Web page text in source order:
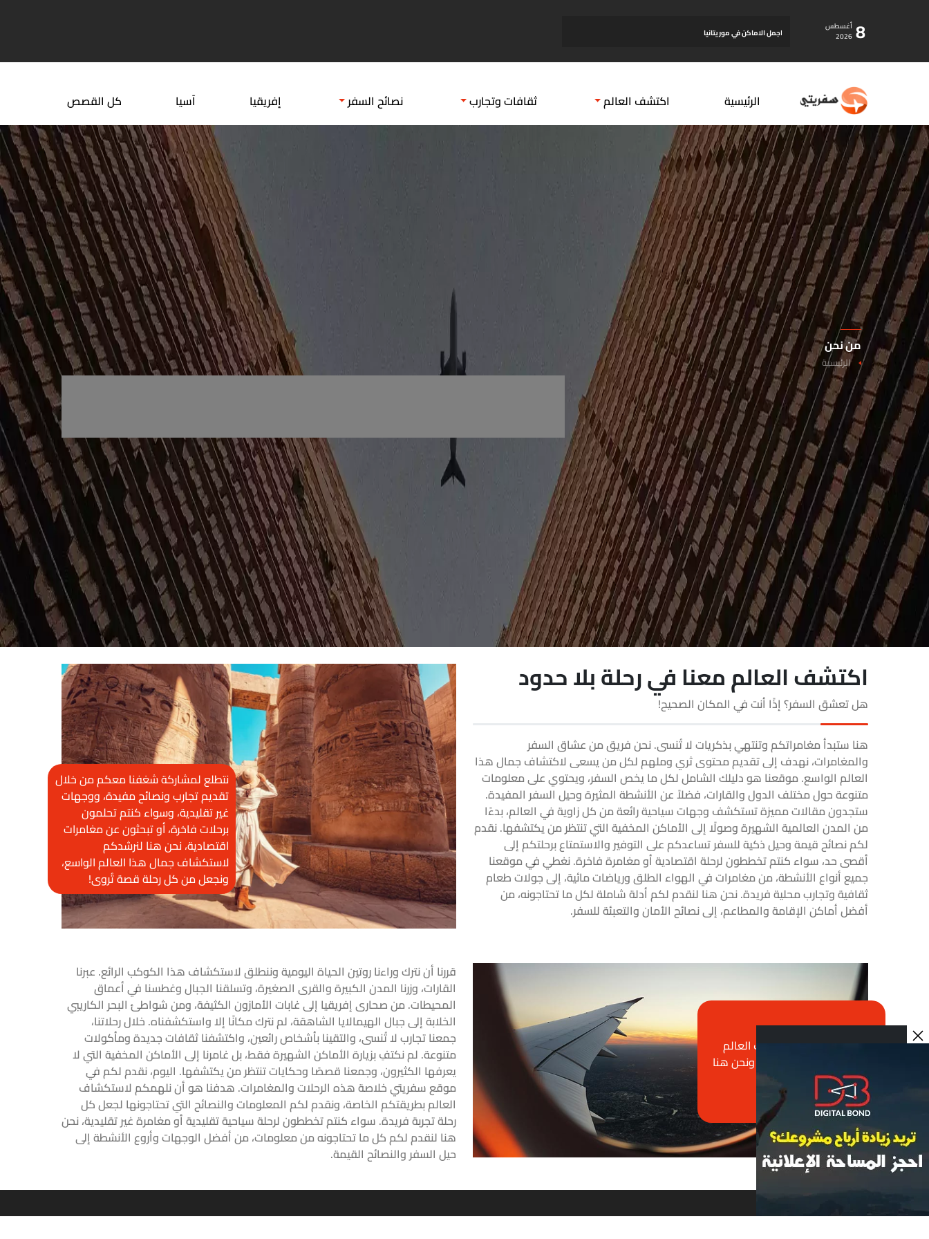
8 أغسطس
2026 افضل فندق في اسطنبول للعوائل
الرئيسية اكتشف العالم ثقافات وتجارب نصائح السفر إفريقيا آسيا كل القصص
من نحن
الرئيسية
اكتشف العالم معنا في رحلة بلا حدود
هل تعشق السفر؟ إذًا أنت في المكان الصحيح!
هنا ستبدأ مغامراتكم وتنتهي بذكريات لا تُنسى. نحن فريق من عشاق السفر
والمغامرات، نهدف إلى تقديم محتوى ثري وملهم لكل من يسعى لاكتشاف جمال هذا
العالم الواسع. موقعنا هو دليلك الشامل لكل ما يخص السفر، ويحتوي على معلومات
متنوعة حول مختلف الدول والقارات، فضلاً عن الأنشطة المثيرة وحيل السفر المفيدة.
ستجدون مقالات مميزة تستكشف وجهات سياحية رائعة من كل زاوية في العالم، بدءًا
من المدن العالمية الشهيرة وصولًا إلى الأماكن المخفية التي تنتظر من يكتشفها. نقدم
لكم نصائح قيمة وحيل ذكية للسفر تساعدكم على التوفير والاستمتاع برحلتكم إلى
أقصى حد، سواء كنتم تخططون لرحلة اقتصادية أو مغامرة فاخرة. نغطي في موقعنا
جميع أنواع الأنشطة، من مغامرات في الهواء الطلق ورياضات مائية، إلى جولات طعام
ثقافية وتجارب محلية فريدة. نحن هنا لنقدم لكم أدلة شاملة لكل ما تحتاجونه، من
أفضل أماكن الإقامة والمطاعم، إلى نصائح الأمان والتعبئة للسفر.
نتطلع لمشاركة شغفنا معكم من خلال
تقديم تجارب ونصائح مفيدة، ووجهات
غير تقليدية، وسواء كنتم تحلمون
برحلات فاخرة، أو تبحثون عن مغامرات
اقتصادية، نحن هنا لنرشدكم
لاستكشاف جمال هذا العالم الواسع،
ونجعل من كل رحلة قصة تُروى!
انضموا إلينا، ودعونا نكتشف العالم
معًا. لأن كل رحلة تبدأ بحلم، ونحن هنا
لنساعدكم على تحقيقه.
قررنا أن نترك وراءنا روتين الحياة اليومية وننطلق لاستكشاف هذا الكوكب الرائع. عبرنا
القارات، وزرنا المدن الكبيرة والقرى الصغيرة، وتسلقنا الجبال وغطسنا في أعماق
المحيطات. من صحارى إفريقيا إلى غابات الأمازون الكثيفة، ومن شواطئ البحر الكاريبي
الخلابة إلى جبال الهيمالايا الشاهقة، لم نترك مكانًا إلا واستكشفناه. خلال رحلاتنا،
جمعنا تجارب لا تُنسى، والتقينا بأشخاص رائعين، واكتشفنا ثقافات جديدة ومأكولات
متنوعة. لم نكتفِ بزيارة الأماكن الشهيرة فقط، بل غامرنا إلى الأماكن المخفية التي لا
يعرفها الكثيرون، وجمعنا قصصًا وحكايات تنتظر من يكتشفها. اليوم، نقدم لكم في
موقع سفريتي خلاصة هذه الرحلات والمغامرات. هدفنا هو أن نلهمكم لاستكشاف
العالم بطريقتكم الخاصة، ونقدم لكم المعلومات والنصائح التي تحتاجونها لجعل كل
رحلة تجربة فريدة. سواء كنتم تخططون لرحلة سياحية تقليدية أو مغامرة غير تقليدية، نحن
هنا لنقدم لكم كل ما تحتاجونه من معلومات، من أفضل الوجهات وأروع الأنشطة إلى
حيل السفر والنصائح القيمة.